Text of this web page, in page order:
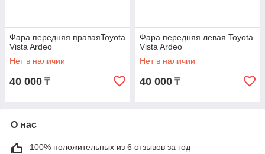
Фара передняя праваяToyota
Vista Ardeo
Нет в наличии
40 000 ₸
Фара передняя левая Toyota
Vista Ardeo
Нет в наличии
40 000 ₸
О нас
100% положительных из 6 отзывов за год